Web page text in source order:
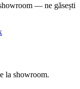
— ne găsești
la showroom.